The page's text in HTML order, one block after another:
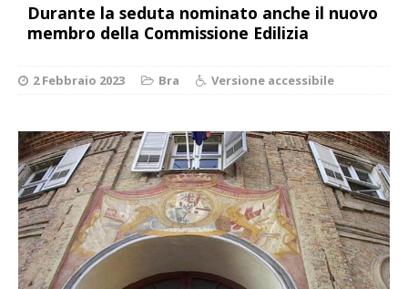
Durante la seduta nominato anche il nuovo
membro della Commissione Edilizia
2 Febbraio 2023 Bra Versione accessibile